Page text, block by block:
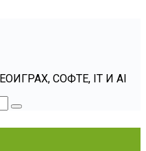
СОФТЕ, IT И AI